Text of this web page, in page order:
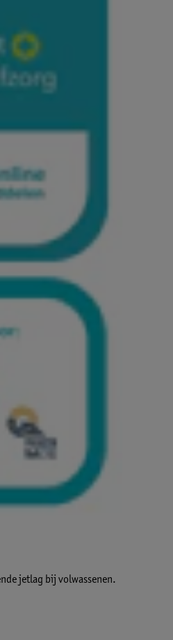
jetlag bij volwassenen.